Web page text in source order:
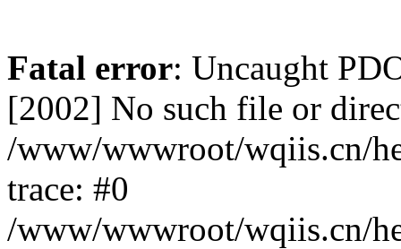
Fatal error: Uncaught
[2002] No such file or
/www/wwwroot/wqiis.cn/
trace: #0
/www/wwwroot/wqiis.cn/